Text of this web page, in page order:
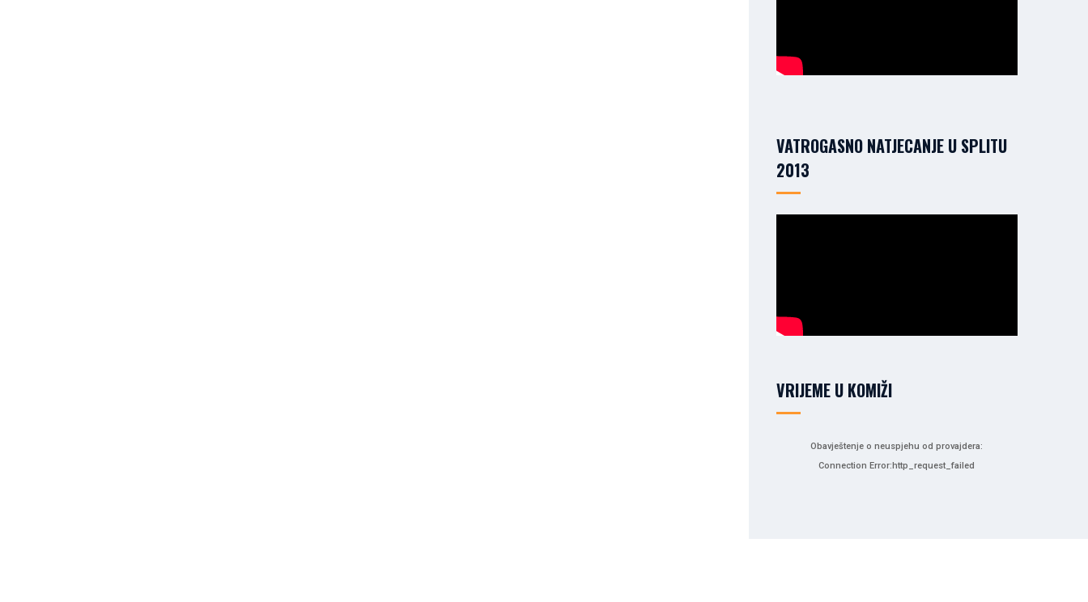
VATROGASNO NATJECANJE U SPLITU
2013
VRIJEME U KOMIŽI
Obavještenje o neuspjehu od provajdera:
Connection Error:http_request_failed